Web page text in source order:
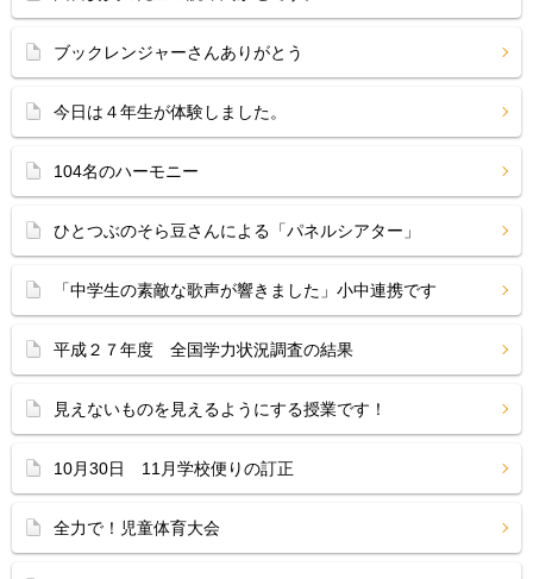
ブックレンジャーさんありがとう
今日は４年生が体験しました。
104名のハーモニー
ひとつぶのそら豆さんによる「パネルシアター」
「中学生の素敵な歌声が響きました」小中連携です
平成２７年度 全国学力状況調査の結果
見えないものを見えるようにする授業です！
10月30日 11月学校便りの訂正
全力で！児童体育大会